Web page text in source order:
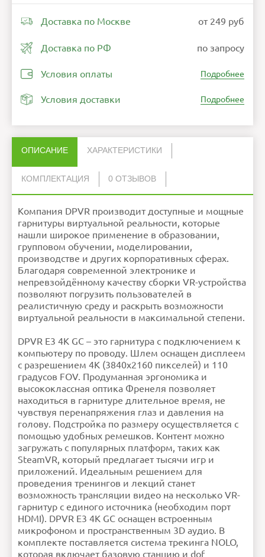
Доставка по Москве от 249 руб
Доставка по РФ по запросу
Условия оплаты Подробнее
Условия доставки Подробнее
ОПИСАНИЕ ХАРАКТЕРИСТИКИ
КОМПЛЕКТАЦИЯ 0 ОТЗЫВОВ
Компания DPVR производит доступные и мощные
гарнитуры виртуальной реальности, которые
нашли широкое применение в образовании,
групповом обучении, моделировании,
производстве и других корпоративных сферах.
Благодаря современной электронике и
непревзойдённому качеству сборки VR-устройства
позволяют погрузить пользователей в
реалистичную среду и раскрыть возможности
виртуальной реальности в максимальной степени.
DPVR E3 4K GC – это гарнитура с подключением к
компьютеру по проводу. Шлем оснащен дисплеем
с разрешением 4К (3840х2160 пикселей) и 110
градусов FOV. Продуманная эргономика и
высококлассная оптика Френеля позволяет
находиться в гарнитуре длительное время, не
чувствуя перенапряжения глаз и давления на
голову. Подстройка по размеру осуществляется с
помощью удобных ремешков. Контент можно
загружать с популярных платформ, таких как
SteamVR, который предлагает тысячи игр и
приложений. Идеальным решением для
проведения тренингов и лекций станет
возможность трансляции видео на несколько VR-
гарнитур с единого источника (необходим порт
HDMI). DPVR E3 4K GC оснащен встроенным
микрофоном и пространственным 3D аудио. В
комплекте поставляется система трекинга NOLO,
которая включает базовую станцию и dof
Разрешение
дисплея
LCD дисплей
обновления
Аудио
Аудиопорт 3,5 мм
встроенный микрофон
Прочее
Показывает потребление
Вес
110 градусов
USB кабель
Базовая станция Nolo 1
Кабель HDMI
Контроллер Nolo 6DoF
Накладка
Шлем виртуальной реальности
Гарантийный талон
НАПИСАТЬ ОТЗЫВ
Внимание: HTML не поддерживается! Используйте
Рейтинг
Плохо Хорошо
Продолжить